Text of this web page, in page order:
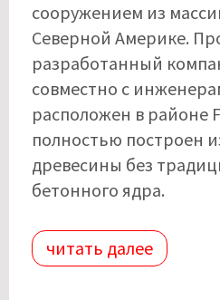
сооружением из
Северной Америке.
разработанный
совместно с
расположен в районе
полностью построен
древесины без
бетонного ядра.
читать далее